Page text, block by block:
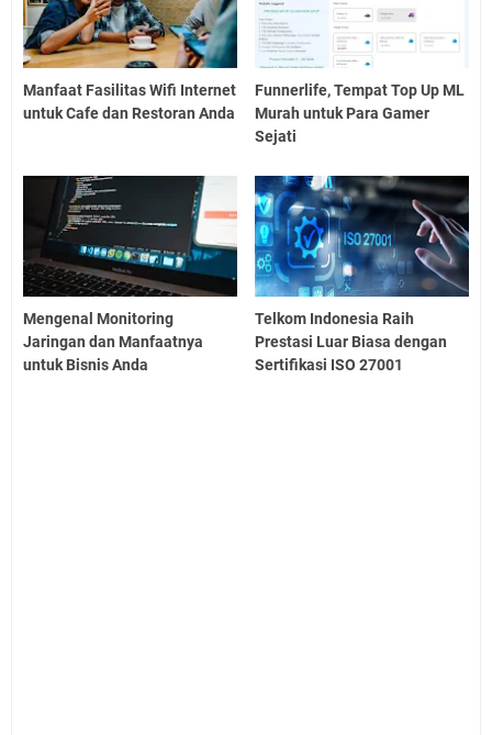
Manfaat Fasilitas Wifi Internet
untuk Cafe dan Restoran Anda
Funnerlife, Tempat Top Up ML
Murah untuk Para Gamer
Sejati
Mengenal Monitoring
Jaringan dan Manfaatnya
untuk Bisnis Anda
Telkom Indonesia Raih
Prestasi Luar Biasa dengan
Sertifikasi ISO 27001